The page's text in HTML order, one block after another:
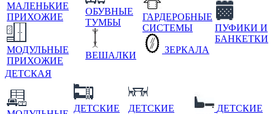
МАЛЕНЬКИЕ
ПРИХОЖИЕ
МОДУЛЬНЫЕ
ПРИХОЖИЕ
ОБУВНЫЕ
ТУМБЫ
ВЕШАЛКИ
ГАРДЕРОБНЫЕ
СИСТЕМЫ
ЗЕРКАЛА
ПУФИКИ И
БАНКЕТКИ
ДЕТСКАЯ
ДЕТСКИЕ
ДЕТСКИЕ
ДЕТСКИЕ